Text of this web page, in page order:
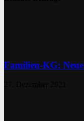
Familien-KG: